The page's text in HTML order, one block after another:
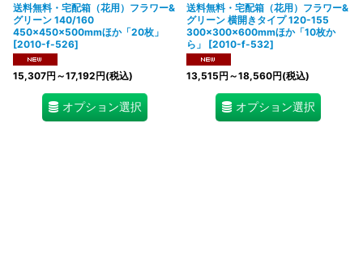
送料無料・宅配箱（花用）フラワー&
グリーン 140/160
450×450×500mmほか「20枚」
[2010-f-526]
15,307円 ～17,192円(税込)
オプション選択
送料無料・宅配箱（花用）フラワー&
グリーン 横開きタイプ 120-155
300×300×600mmほか「10枚か
ら」
[2010-f-532]
13,515円 ～18,560円(税込)
オプション選択